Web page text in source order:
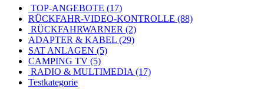
TOP-ANGEBOTE (17)
RÜCKFAHR-VIDEO-KONTROLLE (88)
RÜCKFAHRWARNER (2)
ADAPTER & KABEL (29)
SAT ANLAGEN (5)
CAMPING TV (5)
RADIO & MULTIMEDIA (17)
Testkategorie